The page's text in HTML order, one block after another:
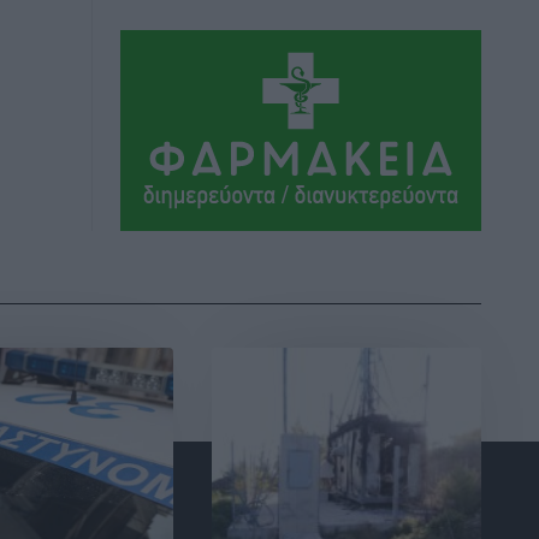
πριν 46 λεπτά
Ένα όνομα που ταιριάζει στην Ρόδο
Δημο-Κρίσεις πριν 47 λεπτά
Όταν τα γεγονότα απαντούν στα
Η Ρόδος βρήκε επιτέλους το πρόβλημά
της και είναι στην Πάρο
Δημο-Κρίσεις
Το νησί που κόλλησε σε μια θέση
γραμματέα
Δημο-Κρίσεις • πριν 50 λεπτά